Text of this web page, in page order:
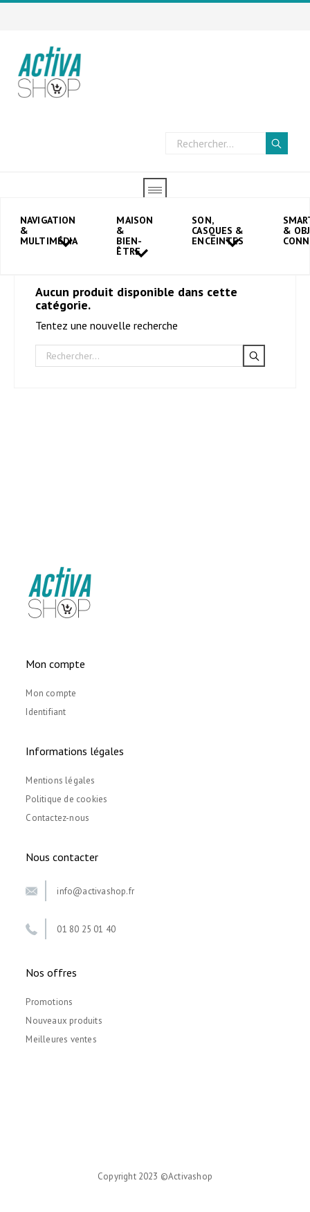
NAVIGATION
&
MULTIMÉDIA
MAISON
&
BIEN-
ÊTRE
SON,
CASQUES &
ENCEINTES
&
Accueil → Navigation & Multimédia
Navigations
→
Accessoires GPS
Aucun produit disponible dans cette
catégorie.
Tentez une nouvelle recherche
Mon compte
Mon compte
Identifiant
Informations légales
Mentions légales
Politique de cookies
Contactez-nous
Nous contacter
info@activashop.fr
01 80 25 01 40
Nos offres
Promotions
Nouveaux produits
Meilleures ventes
Copyright 2023 ©Activashop